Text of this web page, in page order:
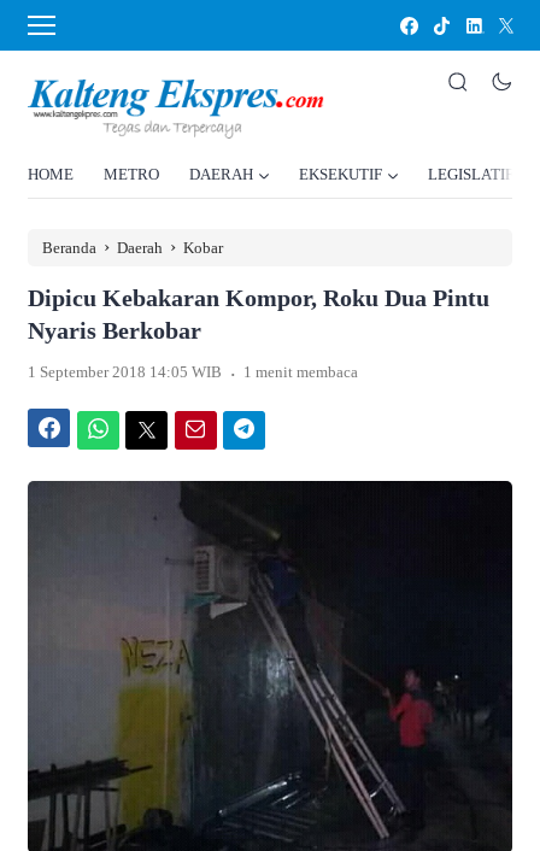
HOME METRO DAERAH EKSEKUTIF LEGISLATIF
Beranda › Daerah › Kobar
Dipicu Kebakaran Kompor, Roku Dua Pintu
Nyaris Berkobar
1 September 2018 14:05 WIB . 1 menit membaca